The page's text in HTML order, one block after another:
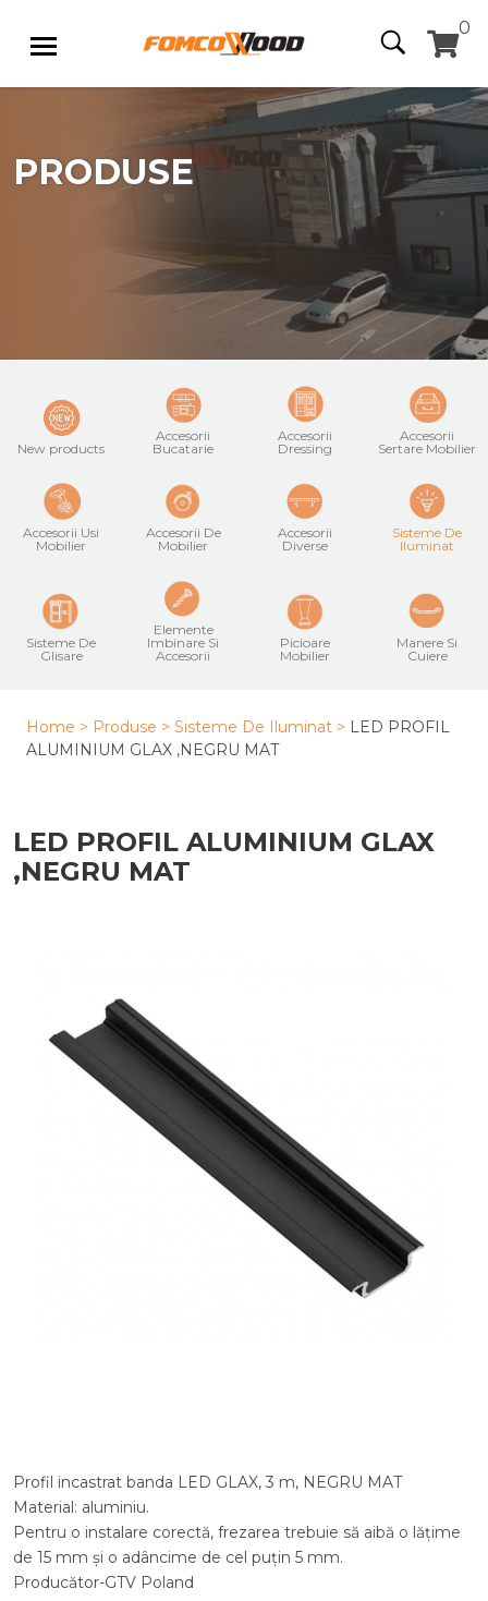
0
PRODUSE
New products
Accesorii
Bucatarie
Accesorii
Dressing
Accesorii
Sertare Mobilier
Accesorii Usi
Mobilier
Accesorii De
Mobilier
Accesorii
Diverse
Sisteme De
Iluminat
Sisteme De
Glisare
Elemente
Imbinare Si
Accesorii
Picioare
Mobilier
Manere Si
Cuiere
Home > Produse > Sisteme De Iluminat > LED PROFIL
ALUMINIUM GLAX ,NEGRU MAT
LED PROFIL ALUMINIUM GLAX
,NEGRU MAT
Profil incastrat banda LED GLAX, 3 m, NEGRU MAT
Material: aluminiu.
Pentru o instalare corectă, frezarea trebuie să aibă o lățime
de 15 mm și o adâncime de cel puțin 5 mm.
Producător-GTV Poland